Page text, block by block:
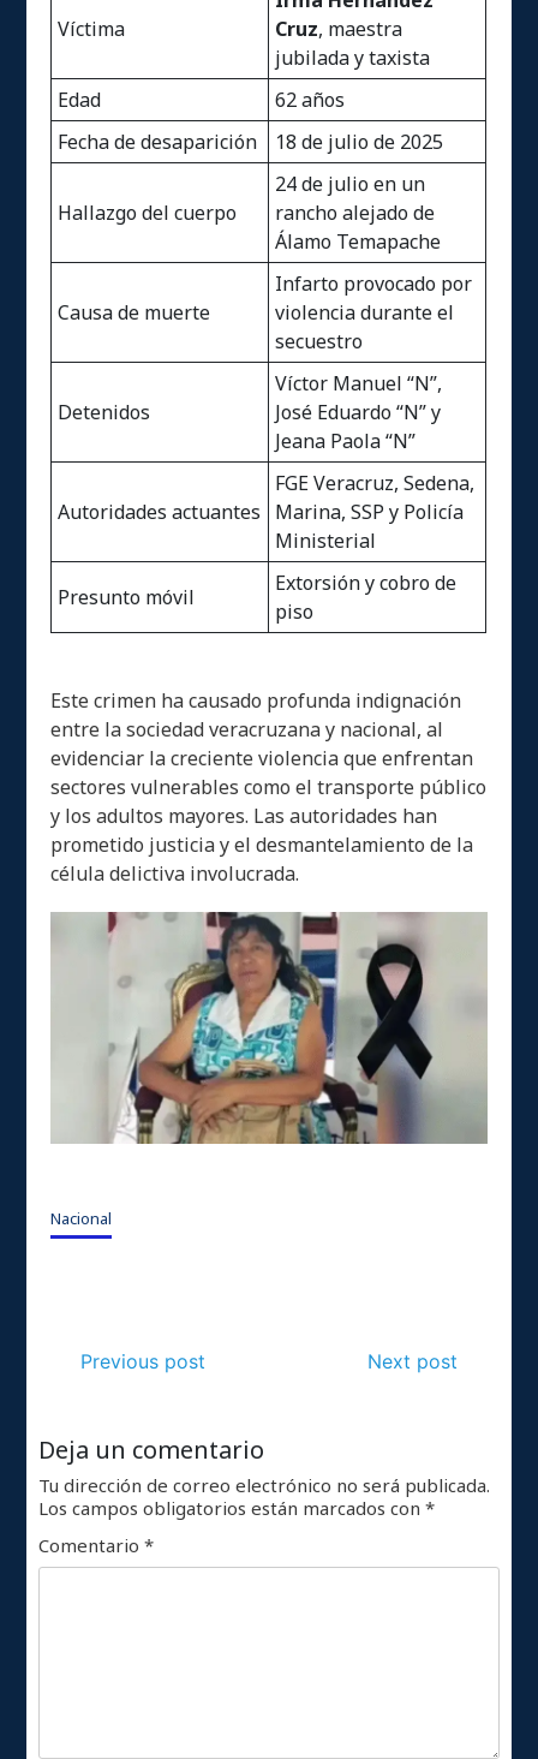
Víctima
Cruz, maestra
jubilada y taxista
Edad
62 años
Fecha de desaparición
18 de julio de 2025
Hallazgo del cuerpo
24 de julio en un
rancho alejado de
Álamo Temapache
Causa de muerte
Infarto provocado por
violencia durante el
secuestro
Detenidos
Víctor Manuel “N”,
José Eduardo “N” y
Jeana Paola “N”
Autoridades actuantes
FGE Veracruz, Sedena,
Marina, SSP y Policía
Ministerial
Presunto móvil
Extorsión y cobro de
piso
Este crimen ha causado profunda indignación
entre la sociedad veracruzana y nacional, al
evidenciar la creciente violencia que enfrentan
sectores vulnerables como el transporte público
y los adultos mayores. Las autoridades han
prometido justicia y el desmantelamiento de la
célula delictiva involucrada.
Nacional
Previous post Next post
Deja un comentario
Tu dirección de correo electrónico no será publicada.
Los campos obligatorios están marcados con*
Comentario*